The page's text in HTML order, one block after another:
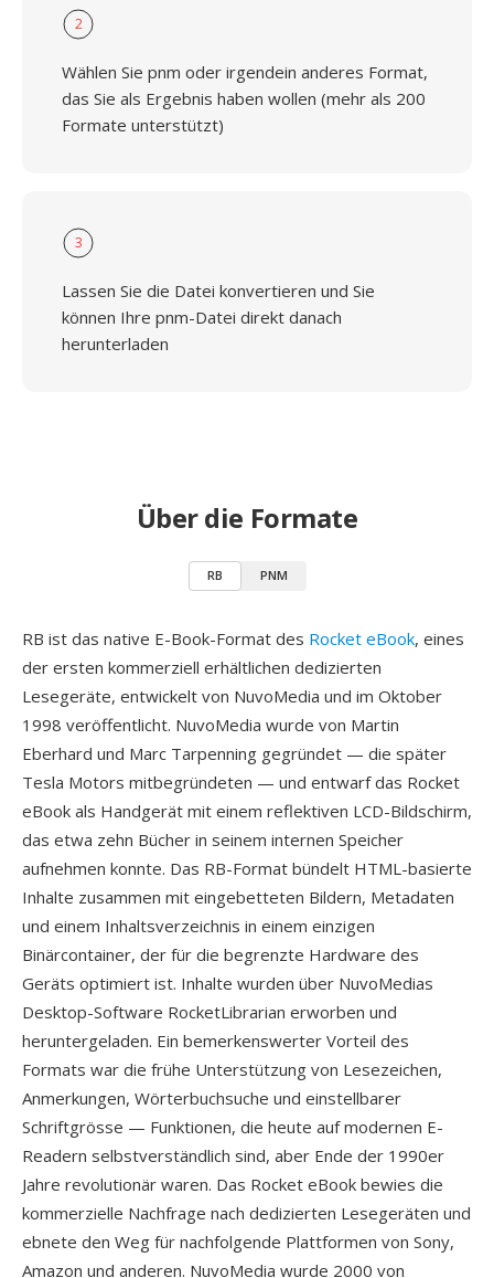
2
Wählen Sie pnm oder irgendein anderes Format,
das Sie als Ergebnis haben wollen (mehr als 200
Formate unterstützt)
3
Lassen Sie die Datei konvertieren und Sie
können Ihre pnm-Datei direkt danach
herunterladen
Über die Formate
RB PNM
RB ist das native E-Book-Format des Rocket eBook, eines
der ersten kommerziell erhältlichen dedizierten
Lesegeräte, entwickelt von NuvoMedia und im Oktober
1998 veröffentlicht. NuvoMedia wurde von Martin
Eberhard und Marc Tarpenning gegründet — die später
Tesla Motors mitbegründeten — und entwarf das Rocket
eBook als Handgerät mit einem reflektiven LCD-Bildschirm,
das etwa zehn Bücher in seinem internen Speicher
aufnehmen konnte. Das RB-Format bündelt HTML-basierte
Inhalte zusammen mit eingebetteten Bildern, Metadaten
und einem Inhaltsverzeichnis in einem einzigen
Binärcontainer, der für die begrenzte Hardware des
Geräts optimiert ist. Inhalte wurden über NuvoMedias
Desktop-Software RocketLibrarian erworben und
heruntergeladen. Ein bemerkenswerter Vorteil des
Formats war die frühe Unterstützung von Lesezeichen,
Anmerkungen, Wörterbuchsuche und einstellbarer
Schriftgrösse — Funktionen, die heute auf modernen E-
Readern selbstverständlich sind, aber Ende der 1990er
Jahre revolutionär waren. Das Rocket eBook bewies die
kommerzielle Nachfrage nach dedizierten Lesegeräten und
ebnete den Weg für nachfolgende Plattformen von Sony,
Amazon und anderen. NuvoMedia wurde 2000 von